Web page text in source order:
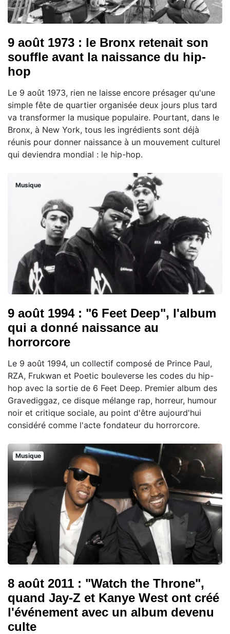
9 août 1973 : le Bronx retenait son
souffle avant la naissance du hip-
hop
Le 9 août 1973, rien ne laisse encore présager qu'une
simple fête de quartier organisée deux jours plus tard
va transformer la musique populaire. Pourtant, dans le
Bronx, à New York, tous les ingrédients sont déjà
réunis pour donner naissance à un mouvement culturel
qui deviendra mondial : le hip-hop.
Musique
9 août 1994 : "6 Feet Deep", l'album
qui a donné naissance au
horrorcore
Le 9 août 1994, un collectif composé de Prince Paul,
RZA, Frukwan et Poetic bouleverse les codes du hip-
hop avec la sortie de 6 Feet Deep. Premier album des
Gravediggaz, ce disque mélange rap, horreur, humour
noir et critique sociale, au point d'être aujourd'hui
considéré comme l'acte fondateur du horrorcore.
Musique
8 août 2011 : "Watch the Throne",
quand Jay-Z et Kanye West ont créé
l'événement avec un album devenu
culte